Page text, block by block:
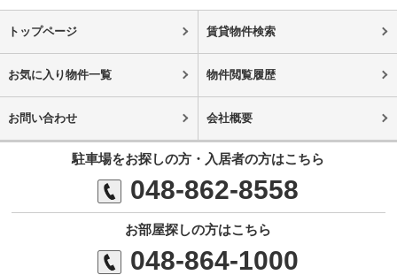
トップページ 賃貸物件検索
お気に入り物件一覧 物件閲覧履歴
お問い合わせ 会社概要
駐車場をお探しの方・入居者の方はこちら
048-862-8558
お部屋探しの方はこちら
048-864-1000